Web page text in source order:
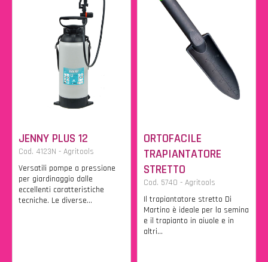
JENNY PLUS 12
Cod. 4123N - Agritools
Versatili pompe a pressione
per giardinaggio dalle
eccellenti caratteristiche
tecniche. Le diverse...
ORTOFACILE
TRAPIANTATORE
STRETTO
Cod. 5740 - Agritools
Il trapiantatore stretto Di
Martino è ideale per la semina
e il trapianto in aiuole e in
altri...